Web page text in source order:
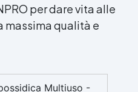
per dare vita alle
massima qualità e